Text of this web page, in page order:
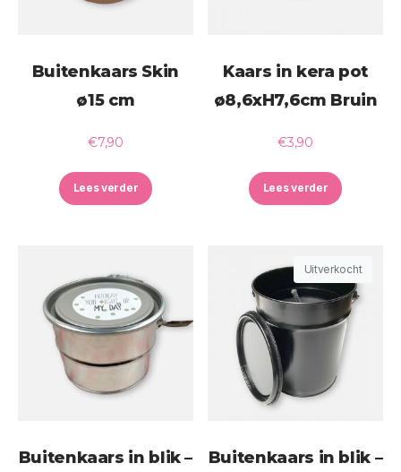
Buitenkaars Skin
ø15 cm
€7,90
Lees verder
Kaars in kera pot
ø8,6xH7,6cm Bruin
€3,90
Lees verder
Buitenkaars in blik –
Uitverkocht
Buitenkaars in blik –